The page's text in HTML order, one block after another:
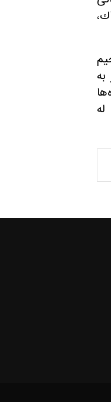
به‌
له‌